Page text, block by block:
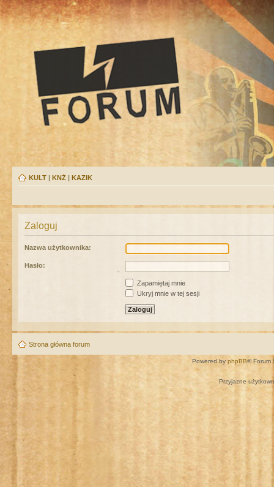
KULT | KNŻ | KAZIK
Zaloguj
Nazwa użytkownika:
Hasło:
Zapamiętaj mnie
Ukryj mnie w tej sesji
Strona główna forum
Powered by phpBB® Forum
Przyjazne